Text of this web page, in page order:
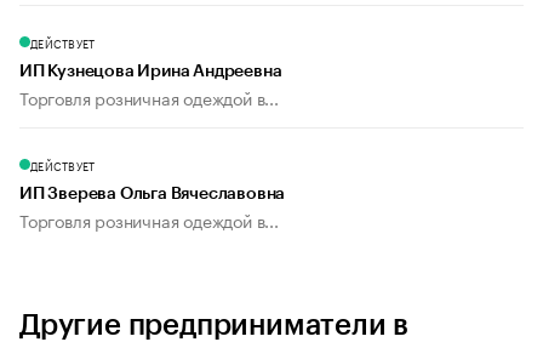
ДЕЙСТВУЕТ
ИП Кузнецова Ирина Андреевна
Торговля розничная одеждой в...
ДЕЙСТВУЕТ
ИП Зверева Ольга Вячеславовна
Торговля розничная одеждой в...
Другие предприниматели в